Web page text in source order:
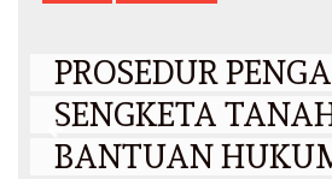
PROSEDUR
SENGKETA
BANTUAN